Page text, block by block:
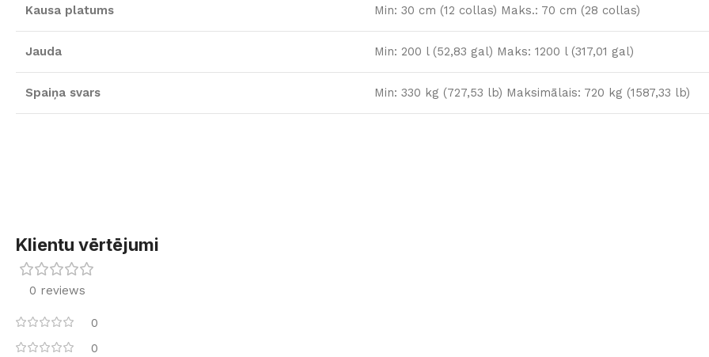
Kausa platums Min: 30 cm (12 collas) Maks.: 70 cm (28 collas)
Jauda Min: 200 l (52,83 gal) Maks: 1200 l (317,01 gal)
Spaiņa svars Min: 330 kg (727,53 lb) Maksimālais: 720 kg (1587,33 lb)
Klientu vērtējumi
0 reviews
0
0